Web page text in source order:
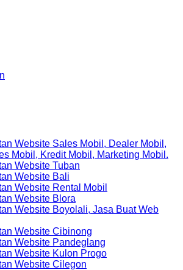
Website Sales Mobil, Dealer Mobil,
Mobil, Kredit Mobil, Marketing Mobil.
Website Tuban
Website Bali
Website Rental Mobil
Website Blora
Website Boyolali, Jasa Buat Web
Website Cibinong
Website Pandeglang
Website Kulon Progo
Website Cilegon